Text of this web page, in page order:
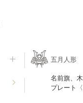
五月人形
名前旗、木
プレート〈